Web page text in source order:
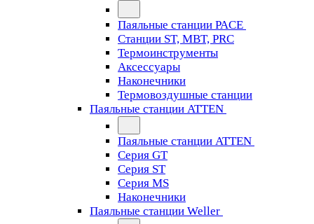
Паяльные станции PACE
Станции ST, MBT, PRC
Термоинструменты
Аксессуары
Наконечники
Термовоздушные станции
Паяльные станции ATTEN
Паяльные станции ATTEN
Серия GT
Серия ST
Серия MS
Наконечники
Паяльные станции Weller